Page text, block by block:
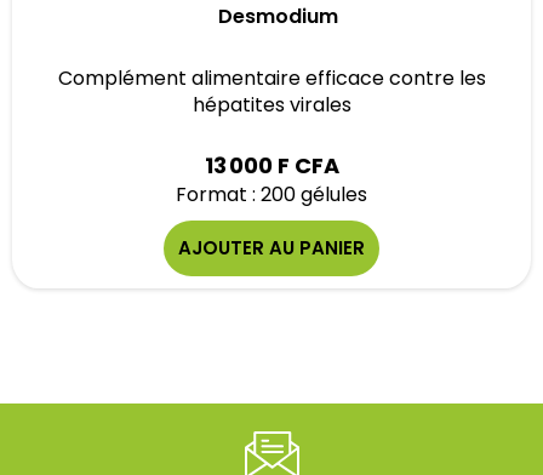
Desmodium
Complément alimentaire efficace contre les
hépatites virales
13 000 F CFA
Format : 200 gélules
AJOUTER AU PANIER